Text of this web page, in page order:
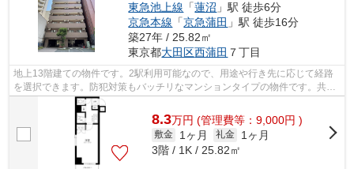
東急池上線 「蓮沼 」駅 徒歩6分
京急本線 「京急蒲田 」駅 徒歩16分
築27年 / 25.82㎡
東京都大田区西蒲田 ７丁目
地上13階建ての物件です。2駅利用可能なので、用途や行き先に応じて経路
を選択できます。防犯対策もバッチリなマンションタイプの物件です。共用
部には敷地内ごみ置き場・エレベータな...
8.3万円 (管理費等：9,000円 )
敷金 1ヶ月 礼金
1ヶ月
3階 / 1K / 25.82㎡